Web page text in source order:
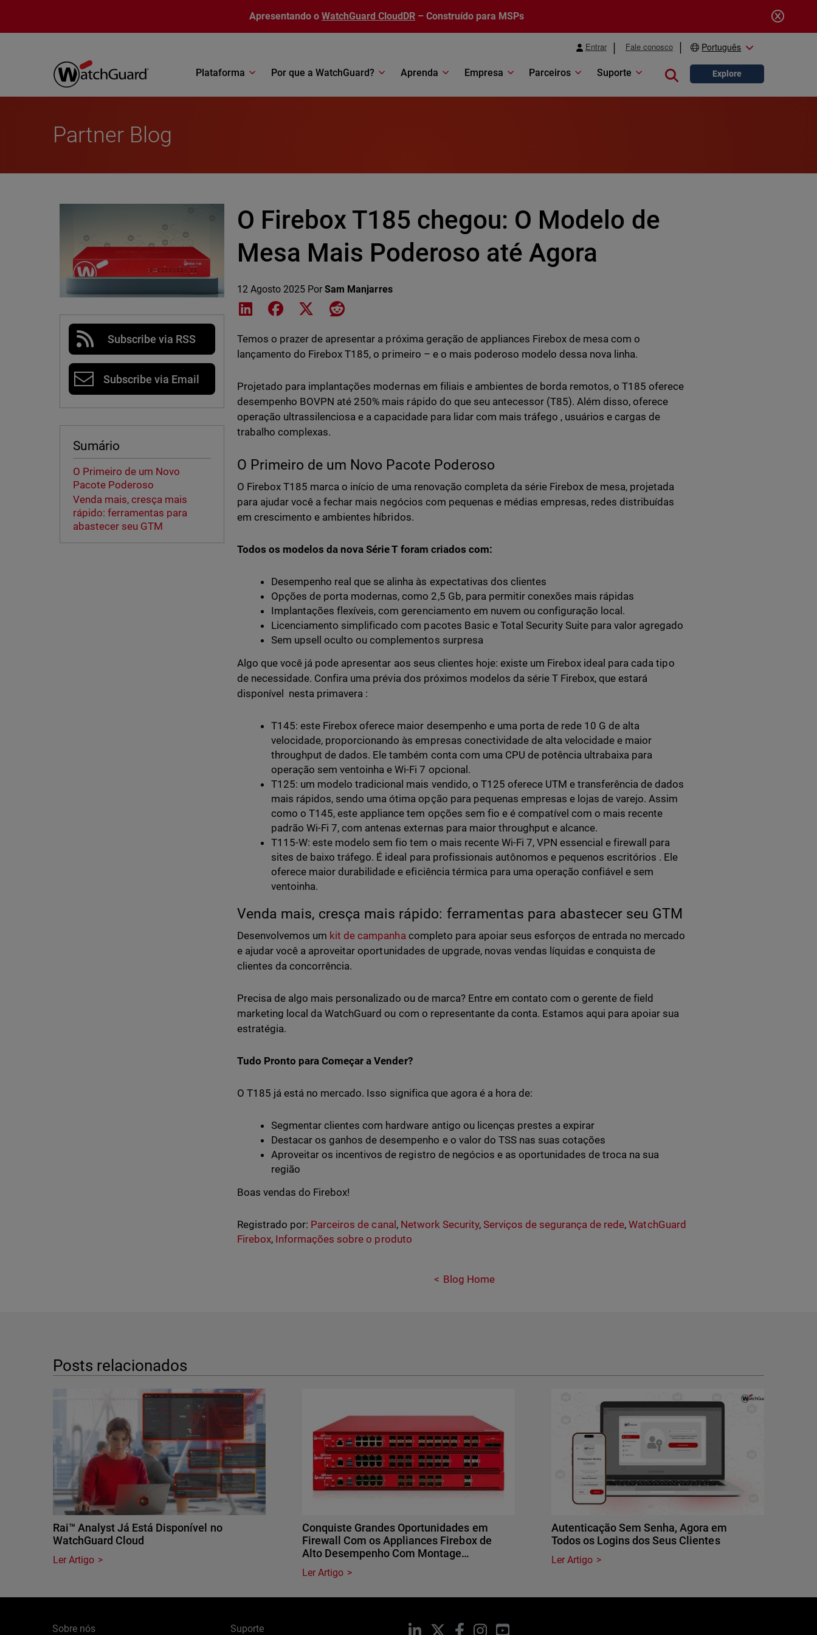
Apresentando o WatchGuard CloudDR – Construído para MSPs
Entrar Fale conosco Português
Plataforma Por que a WatchGuard? Aprenda Empresa Parceiros Suporte Close search
Explore
Partner Blog
Subscribe via RSS
Subscribe via Email
Sumário
O Primeiro de um Novo
Pacote Poderoso
Venda mais, cresça mais
rápido: ferramentas para
abastecer seu GTM
O Firebox T185 chegou: O Modelo de
Mesa Mais Poderoso até Agora
12 Agosto 2025 PorSam Manjarres
Share on LinkedIn
Share on Facebook
Share on XShare on Reddit
Temos o prazer de apresentar a próxima geração de appliances Firebox de mesa com o
lançamento do Firebox T185, o primeiro – e o mais poderoso modelo dessa nova linha.
Projetado para implantações modernas em filiais e ambientes de borda remotos, o T185 oferece
desempenho BOVPN até 250% mais rápido do que seu antecessor (T85). Além disso, oferece
operação ultrassilenciosa e a capacidade para lidar com mais tráfego , usuários e cargas de
trabalho complexas.
O Primeiro de um Novo Pacote Poderoso
O Firebox T185 marca o início de uma renovação completa da série Firebox de mesa, projetada
para ajudar você a fechar mais negócios com pequenas e médias empresas, redes distribuídas
em crescimento e ambientes híbridos.
Todos os modelos da nova Série T foram criados com:
Desempenho real que se alinha às expectativas dos clientes
Opções de porta modernas, como 2,5 Gb, para permitir conexões mais rápidas
Implantações flexíveis, com gerenciamento em nuvem ou configuração local.
Licenciamento simplificado com pacotes Basic e Total Security Suite para valor agregado
Sem upsell oculto ou complementos surpresa
Algo que você já pode apresentar aos seus clientes hoje: existe um Firebox ideal para cada tipo
de necessidade. Confira uma prévia dos próximos modelos da série T Firebox, que estará
disponível nesta primavera :
T145: este Firebox oferece maior desempenho e uma porta de rede 10 G de alta
velocidade, proporcionando às empresas conectividade de alta velocidade e maior
throughput de dados. Ele também conta com uma CPU de potência ultrabaixa para
operação sem ventoinha e Wi-Fi 7 opcional.
T125: um modelo tradicional mais vendido, o T125 oferece UTM e transferência de dados
mais rápidos, sendo uma ótima opção para pequenas empresas e lojas de varejo. Assim
como o T145, este appliance tem opções sem fio e é compatível com o mais recente
padrão Wi-Fi 7, com antenas externas para maior throughput e alcance.
T115-W: este modelo sem fio tem o mais recente Wi-Fi 7, VPN essencial e firewall para
sites de baixo tráfego. É ideal para profissionais autônomos e pequenos escritórios . Ele
oferece maior durabilidade e eficiência térmica para uma operação confiável e sem
ventoinha.
Venda mais, cresça mais rápido: ferramentas para abastecer seu GTM
Desenvolvemos um kit de campanhacompleto para apoiar seus esforços de entrada no mercado
e ajudar você a aproveitar oportunidades de upgrade, novas vendas líquidas e conquista de
clientes da concorrência.
Precisa de algo mais personalizado ou de marca? Entre em contato com o gerente de field
marketing local da WatchGuard ou com o representante da conta. Estamos aqui para apoiar sua
estratégia.
Tudo Pronto para Começar a Vender?
O T185 já está no mercado. Isso significa que agora é a hora de:
Segmentar clientes com hardware antigo ou licenças prestes a expirar
Destacar os ganhos de desempenho e o valor do TSS nas suas cotações
Aproveitar os incentivos de registro de negócios e as oportunidades de troca na sua
região
Boas vendas do Firebox!
Registrado por: Parceiros de canal , Network Security, Serviços de segurança de rede,WatchGuard
Firebox, Informações sobre o produto
Blog Home
Posts relacionados
Rai™ Analyst Já Está Disponível no
WatchGuard Cloud
Ler Artigo
Conquiste Grandes Oportunidades em
Firewall Com os Appliances Firebox de
Alto Desempenho Com Montage…
Ler Artigo
Autenticação Sem Senha, Agora em
Todos os Logins dos Seus Clientes
Ler Artigo
Sobre nós Suporte LinkedIn Facebook
InstagramYouTube